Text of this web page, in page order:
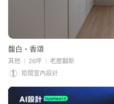
馥白・香頌
其他 26坪
老屋翻新
拾間室內設計